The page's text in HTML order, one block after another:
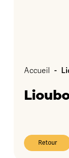
Accueil -
Retour